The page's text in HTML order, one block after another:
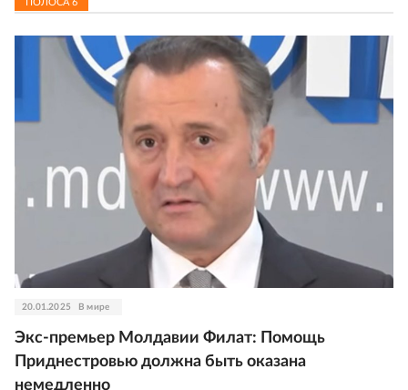
20.01.2025 В мире
Экс-премьер Молдавии Филат: Помощь
Приднестровью должна быть оказана
немедленно